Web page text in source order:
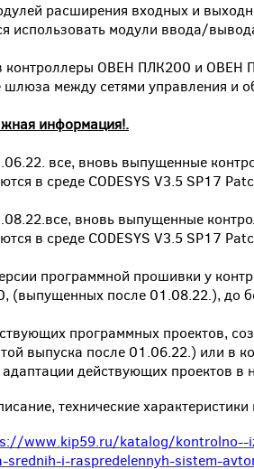
расширения входных и
использовать модули ввода/
контроллеры ОВЕН ПЛК200 и ОВЕН
шлюза между сетями управления и
информация!.
все, вновь выпущенные
в среде CODESYS V3.5 SP17
вновь выпущенные
в среде CODESYS V3.5 SP17
программной прошивки у
(выпущенных после 01.08.22.), до
программных проектов,
выпуска после 01.06.22.) или в
адаптации действующих проектов в
технические
www.kip59.ru/katalog/kontrolno--
srednih-i-raspredelennyh-sistem-